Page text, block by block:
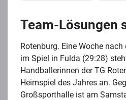
Team-Lösungen
Rotenburg. Eine Woche
im Spiel in Fulda (29:28)
Handballerinnen der TG
Heimspiel des Jahres an.
Großsporthalle ist am